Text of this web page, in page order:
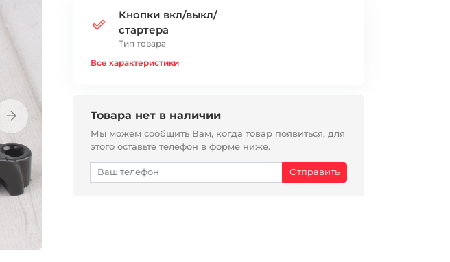
Кнопки вкл/выкл/
стартера
Тип товара
Все характеристики
Товара нет в наличии
Мы можем сообщить Вам, когда товар появиться, для
этого оставьте телефон в форме ниже.